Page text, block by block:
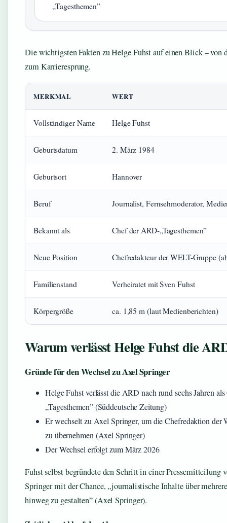
„Tagesthemen”
Die wichtigsten Fakten zu Helge Fuhst auf einen Blick – von
zum Karrieresprung.
MERKMAL WERT
Vollständiger Name Helge Fuhst
Geburtsdatum 2. März 1984
Geburtsort Hannover
Beruf Journalist, Fernsehmoderator,
Bekannt als Chef der ARD-„Tagesthemen”
Neue Position Chefredakteur der WELT-Gruppe
Familienstand Verheiratet mit Sven Fuhst
Körpergröße ca. 1,85 m (laut Medienberichten)
Warum verlässt Helge Fuhst die
Gründe für den Wechsel zu Axel Springer
Helge Fuhst verlässt die ARD nach rund sechs Jahren
„Tagesthemen” (Süddeutsche Zeitung)
Er wechselt zu Axel Springer, um die Chefredaktion der
zu übernehmen (Axel Springer)
Der Wechsel erfolgt zum März 2026
Fuhst selbst begründete den Schritt in einer Pressemitteilung
Springer mit der Chance, „journalistische Inhalte über
hinweg zu gestalten” (Axel Springer).